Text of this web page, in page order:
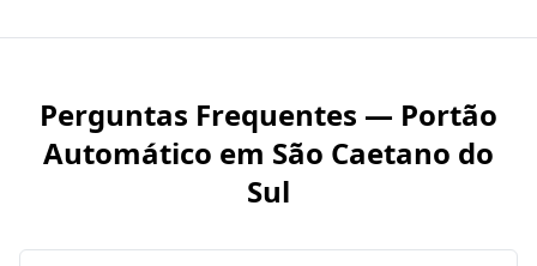
Perguntas Frequentes — Portão
Automático em São Caetano do
Sul